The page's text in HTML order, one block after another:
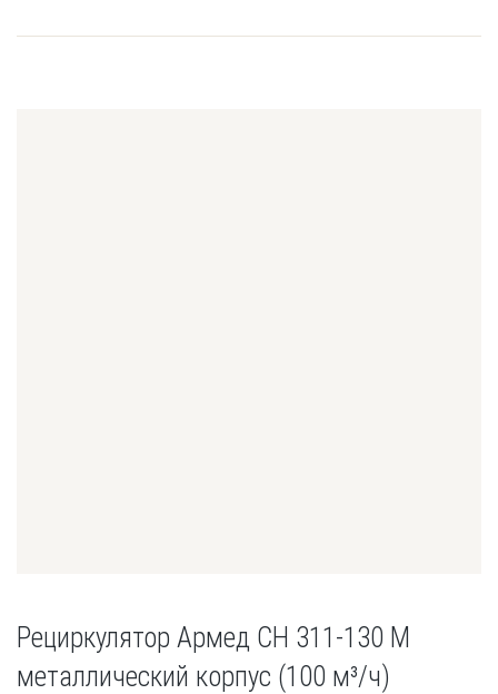
Рециркулятор Армед CH 311-130 М
металлический корпус (100 м³/ч)